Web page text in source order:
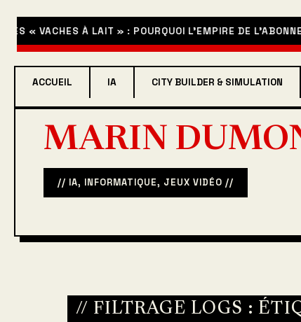
VACHES À LAIT » : POURQUOI L’EMPIRE DE L’ABONNEMENT
ACCUEIL IA CITY BUILDER & SIMULATION
MARIN
// IA, INFORMATIQUE, JEUX VIDÉO //
// FILTRAGE LOGS :